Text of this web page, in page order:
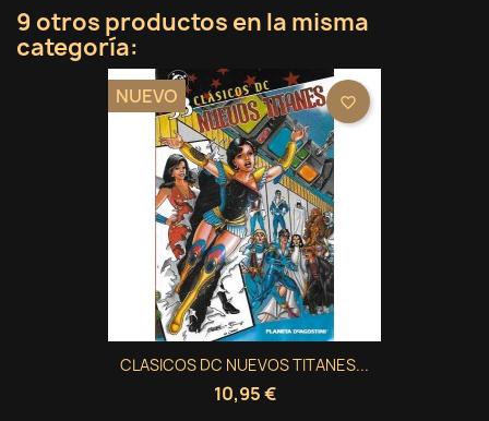
9 otros productos en la misma
categoría:
CLASICOS DC NUEVOS TITANES...
10,95 €
NUEVO favorite_border